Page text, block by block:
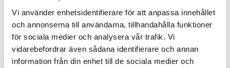
Vi använder enhetsidentifierare för att anpassa innehållet
och annonserna till användarna, tillhandahålla funktioner
för sociala medier och analysera vår trafik. Vi
vidarebefordrar även sådana identifierare och annan
information från din enhet till de sociala medier och
Share: